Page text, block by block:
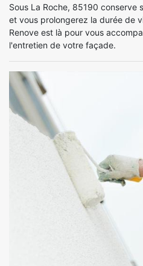
Sous La Roche, 85190
et vous prolongerez la durée de
Renove est là pour vous
l'entretien de votre façade.